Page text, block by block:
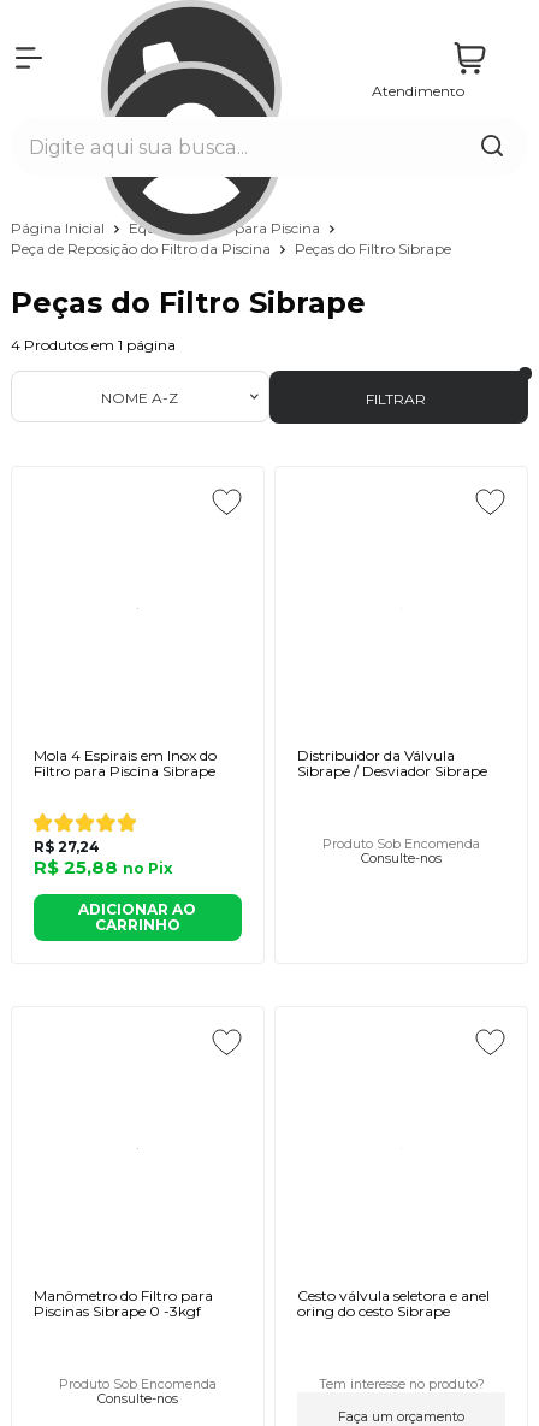
Atendimento
Página Inicial
Equipamentos para Piscina
Peça de Reposição do Filtro da Piscina
Peças do Filtro Sibrape
Peças do Filtro Sibrape
4 Produtos em 1 página
FILTRAR
NOME A-Z
Mola 4 Espirais em Inox do
Filtro para Piscina Sibrape
R$ 27,24
R$ 25,88 no Pix
ADICIONAR AO
CARRINHO
Distribuidor da Válvula
Sibrape / Desviador Sibrape
Produto Sob Encomenda
Consulte-nos
Manômetro do Filtro para
Piscinas Sibrape 0 -3kgf
Produto Sob Encomenda
Consulte-nos
Cesto válvula seletora e anel
oring do cesto Sibrape
Tem interesse no produto?
Faça um orçamento